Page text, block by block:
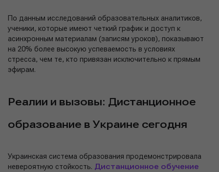
По данным исследований образовательных аналитиков,
ученики, которые имеют четкий график и доступ к
асинхронным материалам (записям уроков), показывают
на 20% более высокую успеваемость в условиях
стресса, чем те, кто привязан исключительно к прямым
эфирам.
Реалии и вызовы: Дистанционное
образование в Украине сегодня
Украинская система образования продемонстрировала
невероятную стойкость. Дистанционное обучение